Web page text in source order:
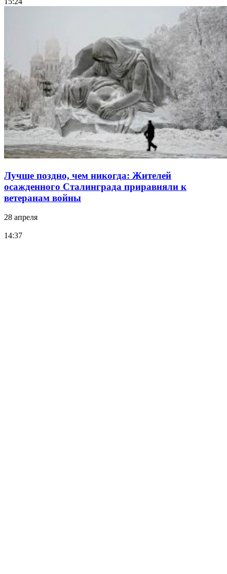
Лучше поздно, чем никогда: Жителей
осажденного Сталинграда приравняли к
ветеранам войны
28 апреля
14:37